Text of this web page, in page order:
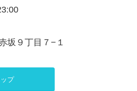
坂９丁目７−１
プ